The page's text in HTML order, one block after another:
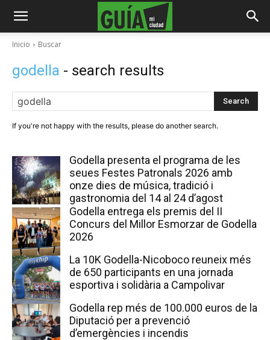
Inicio Buscar
godella - search results
Search
If you're not happy with the results, please do another search.
Godella presenta el programa de les
seues Festes Patronals 2026 amb
onze dies de música, tradició i
gastronomia del 14 al 24 d’agost
Godella entrega els premis del II
Concurs del Millor Esmorzar de Godella
2026
La 10K Godella-Nicoboco reuneix més
de 650 participants en una jornada
esportiva i solidària a Campolivar
Godella rep més de 100.000 euros de la
Diputació per a prevenció
d’emergències i incendis